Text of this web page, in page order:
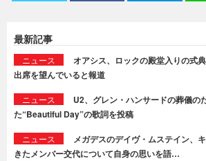
最新記事
ニュース
オアシス、ロックの殿堂入りの式
出席を望んでいると報道
ニュース
U2、グレン・ハンサードの葬儀の
た“Beautiful Day”の歌詞を投稿
ニュース
メガデスのデイヴ・ムステイン、
きたメンバー交代について自身の思いを語…